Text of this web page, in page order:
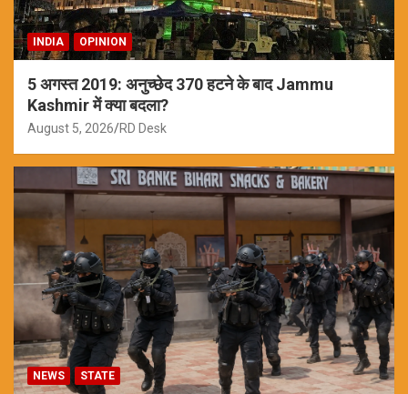
INDIA OPINION
5 अगस्त 2019: अनुच्छेद 370 हटने के बाद Jammu
Kashmir में क्या बदला?
August 5, 2026 RD Desk
NEWS STATE